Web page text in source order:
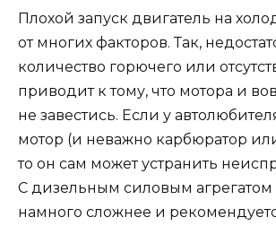
Плохой запуск двигатель на
от многих факторов. Так,
количество горючего или
приводит к тому, что мотора и
не завестись. Если у
мотор (и неважно карбюратор
то он сам может устранить
С дизельным силовым агрегатом
намного сложнее и